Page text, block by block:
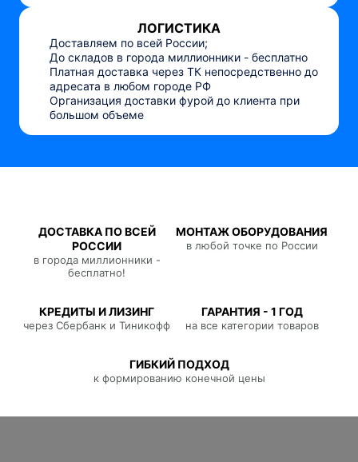
ЛОГИСТИКА
Доставляем по всей России;
До складов в города миллионники - бесплатно
Платная доставка через ТК непосредственно до
адресата в любом городе РФ
Организация доставки фурой до клиента при
большом объеме
ДОСТАВКА ПО ВСЕЙ
РОССИИ
в города миллионники -
бесплатно!
МОНТАЖ ОБОРУДОВАНИЯ
в любой точке по России
КРЕДИТЫ И ЛИЗИНГ
через Сбербанк и Тиникофф
ГАРАНТИЯ - 1 ГОД
на все категории товаров
ГИБКИЙ ПОДХОД
к формированию конечной цены